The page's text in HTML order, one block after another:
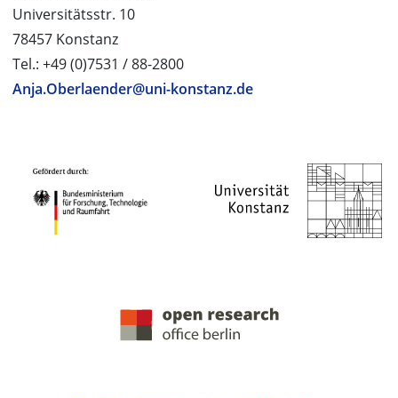
Universitätsstr. 10
78457 Konstanz
Tel.: +49 (0)7531 / 88-2800
Anja.Oberlaender@uni-konstanz.de